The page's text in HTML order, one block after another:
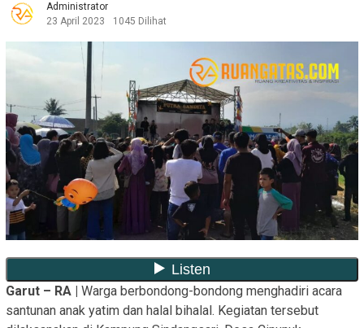
Administrator
23 April 2023
1045 Dilihat
Garut – RA | Warga berbondong-bondong menghadiri acara
santunan anak yatim dan halal bihalal. Kegiatan tersebut